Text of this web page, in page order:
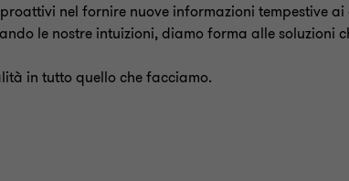
nel fornire nuove informazioni tempestiveai
le nostre intuizioni, diamoforma alle soluzioni
in tutto quello che facciamo​.